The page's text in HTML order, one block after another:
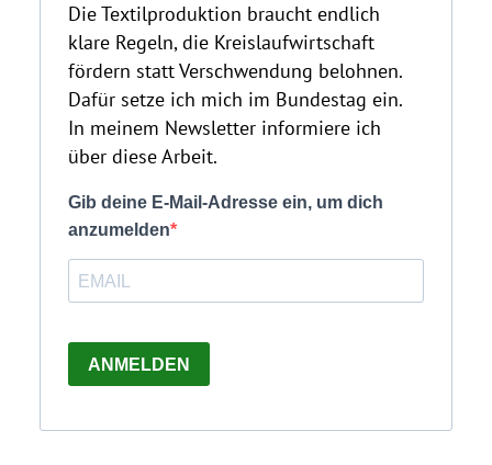
Die Textilproduktion braucht endlich
klare Regeln, die Kreislaufwirtschaft
fördern statt Verschwendung belohnen.
Dafür setze ich mich im Bundestag ein.
In meinem Newsletter informiere ich
über diese Arbeit.
Gib deine E-Mail-Adresse ein, um dich
anzumelden
ANMELDEN